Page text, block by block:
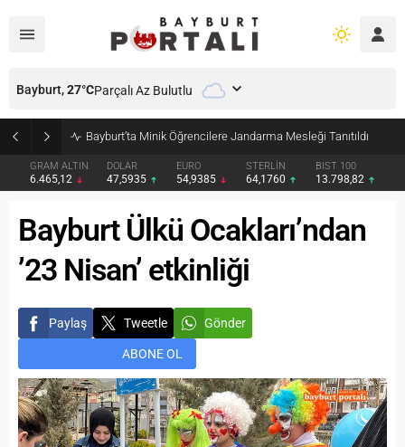
Bayburt’ta Minik Öğrencilere Jandarma Mesleği Tanıtıldı
GRAM ALTIN
6.465,12
DOLAR
47,5935
EURO
54,9385
STERLİN
64,1760
BIST 100
13.798,82
Bayburt,27°CParçalı Az Bulutlu
Bayburt Ülkü Ocakları’ndan
’23 Nisan’ etkinliği
Paylaş Tweetle Gönder
ABONE OL